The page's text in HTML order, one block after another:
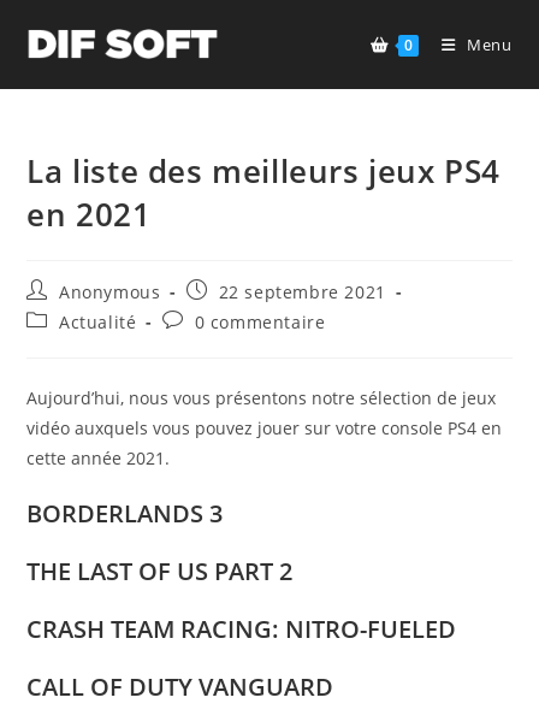
0 Menu
La liste des meilleurs jeux PS4
en 2021
Auteur/autrice
de
la
Anonymous
Publication
publiée :
22 septembre 2021
PostActualité
Commentaires
publication :
0 commentaire
Aujourd’hui, nous vous présentons notre sélection de jeux
vidéo auxquels vous pouvez jouer sur votre console PS4 en
cette année 2021.
BORDERLANDS 3
THE LAST OF US PART 2
CRASH TEAM RACING: NITRO-FUELED
CALL OF DUTY VANGUARD